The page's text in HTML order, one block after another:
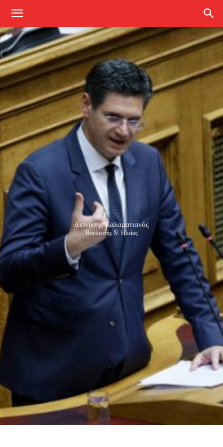
Διονύσης Καλαματιανός
Βουλευτής Ν. Ηλείας